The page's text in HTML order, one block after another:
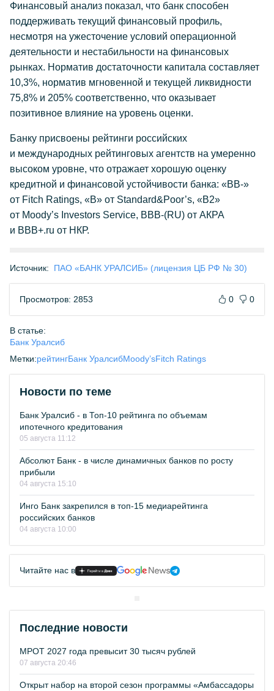
Финансовый анализ показал, что банк способен
поддерживать текущий финансовый профиль,
несмотря на ужесточение условий операционной
деятельности и нестабильности на финансовых
рынках. Норматив достаточности капитала составляет
10,3%, норматив мгновенной и текущей ликвидности
75,8% и 205% соответственно, что оказывает
позитивное влияние на уровень оценки.
Банку присвоены рейтинги российских
и международных рейтинговых агентств на умеренно
высоком уровне, что отражает хорошую оценку
кредитной и финансовой устойчивости банка: «ВВ-»
от Fitch Ratings, «B» от Standard&Poor’s, «B2»
от Moody’s Investors Service, BBB-(RU) от АКРА
и BBB+.ru от НКР.
Источник: ПАО «БАНК УРАЛСИБ» (лицензия ЦБ РФ № 30)
Просмотров: 2853 0 0
В статье:
Банк Уралсиб
Метки:рейтингБанк УралсибMoody’sFitch Ratings
Новости по теме
Банк Уралсиб - в Топ-10 рейтинга по объемам
ипотечного кредитования
05 августа 11:12
Абсолют Банк - в числе динамичных банков по росту
прибыли
04 августа 15:10
Инго Банк закрепился в топ-15 медиарейтинга
российских банков
04 августа 10:00
Читайте нас в
Последние новости
МРОТ 2027 года превысит 30 тысяч рублей
07 августа 20:46
Открыт набор на второй сезон программы «Амбассадоры